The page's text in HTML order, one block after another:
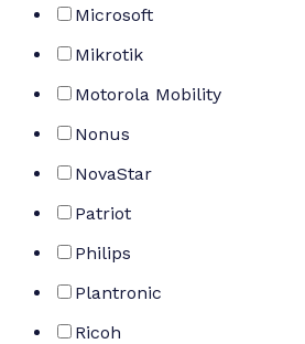
Microsoft
Mikrotik
Motorola Mobility
Nonus
NovaStar
Patriot
Philips
Plantronic
Ricoh